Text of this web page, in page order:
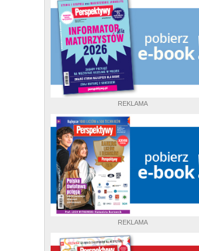
REKLAMA
REKLAMA